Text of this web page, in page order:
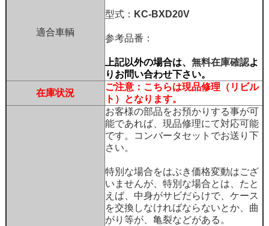
適合車輌
型式： KC-BXD20V
参考品番：
上記以外の場合は、 無料在庫確認よ
りお問い合わせ下さい。
在庫状況
ご注意：こちらは現品修理（リビル
ト）となります。
お客様の部品をお預かりする事が可
能であれば、現品修理にて対応可能
です。コンバータセットでお送り下
さい。
特別な場合をはぶき価格変動はござ
いませんが、特別な場合とは、たと
えば、中身がサビだらけで、ケース
を交換しなければならないとか、曲
がり等が、亀裂などがある。